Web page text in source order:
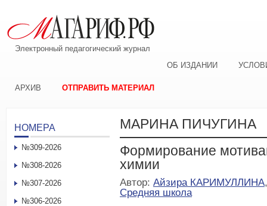
Электронный педагогический журнал
ОБ ИЗДАНИИ
АРХИВ ОТПРАВИТЬ МАТЕРИАЛ
МАРИНА ПИЧУГИНА
Формирование
химии
Автор: Айзира КАРИМУЛЛИНА,
Средняя школа
НОМЕРА
№309-2026
№308-2026
№307-2026
№306-2026